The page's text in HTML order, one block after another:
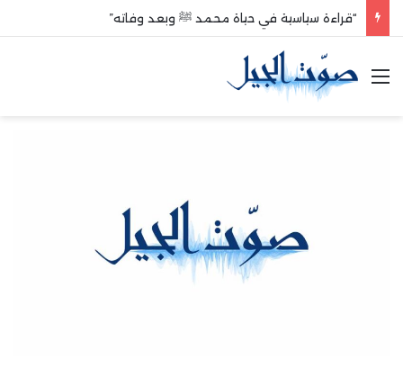
“قراءة سياسية في حياة محمد ﷺ وبعد وفاته”
القائمة